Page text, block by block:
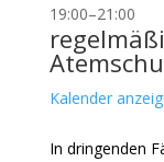
19:00–21:00
Kalender
In dringenden